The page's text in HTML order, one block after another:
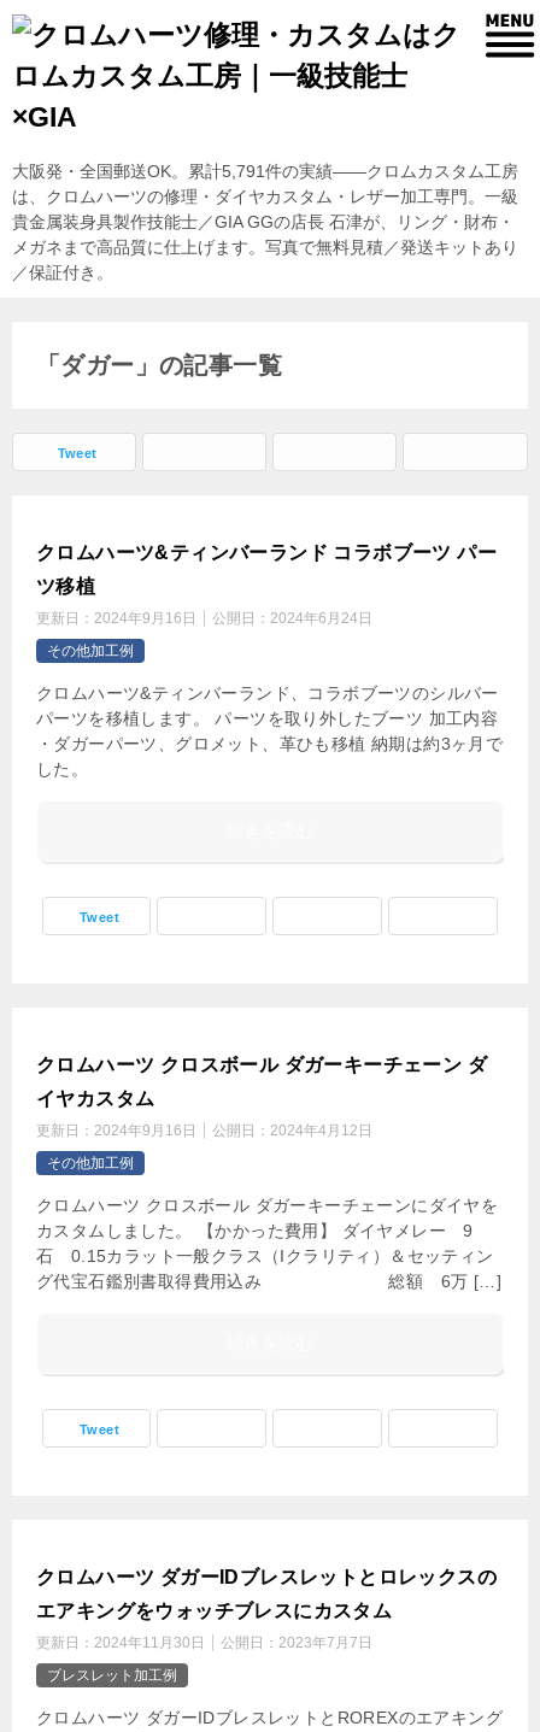
大阪発・全国郵送OK。累計5,791件の実績——クロムカスタム工房
は、クロムハーツの修理・ダイヤカスタム・レザー加工専門。一級
貴金属装身具製作技能士／GIA GGの店長 石津が、リング・財布・
メガネまで高品質に仕上げます。写真で無料見積／発送キットあり
／保証付き。
「ダガー」の記事一覧
Tweet
クロムハーツ&ティンバーランド コラボブーツ パー
ツ移植
更新日： 2024年9月16日 公開日： 2024年6月24日
その他加工例
クロムハーツ&ティンバーランド、コラボブーツのシルバー
パーツを移植します。 パーツを取り外したブーツ 加工内容
・ダガーパーツ、グロメット、革ひも移植 納期は約3ヶ月で
した。
Tweet
クロムハーツ クロスボール ダガーキーチェーン ダ
イヤカスタム
更新日： 2024年9月16日 公開日： 2024年4月12日
その他加工例
クロムハーツ クロスボール ダガーキーチェーンにダイヤを
カスタムしました。 【かかった費用】 ダイヤメレー 9
石 0.15カラット一般クラス（Iクラリティ）＆セッティン
グ代宝石鑑別書取得費用込み 総額 6万 […]
Tweet
クロムハーツ ダガーIDブレスレットとロレックスの
エアキングをウォッチブレスにカスタム
更新日： 2024年11月30日 公開日： 2023年7月7日
ブレスレット加工例
クロムハーツ ダガーIDブレスレットとROREXのエアキング